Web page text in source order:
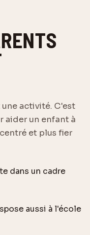
activité. C'est
aider un enfant à
et plus fier
dans un cadre
aussi à l'école